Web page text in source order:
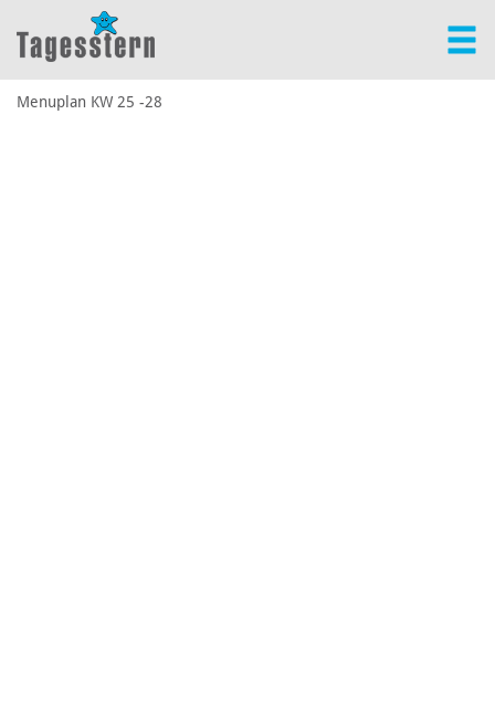
Menuplan KW 25 -28